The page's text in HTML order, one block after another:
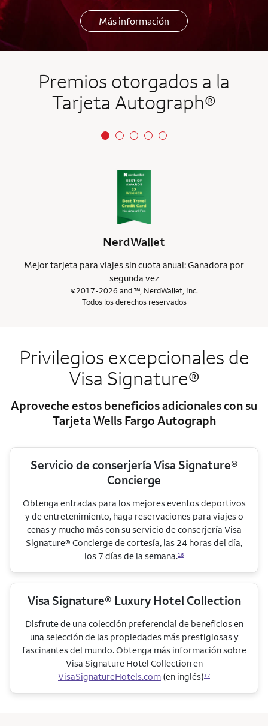
Más información
Premios otorgados a la
Tarjeta Autograph®
NerdWallet
Mejor tarjeta para viajes sin cuota anual: Ganadora por
segunda vez
©2017-2026 and ™, NerdWallet, Inc.
Todos los derechos reservados
Privilegios excepcionales de
Visa Signature®
Aproveche estos beneficios adicionales con su
TarjetaWells Fargo Autograph
Servicio de conserjería Visa Signature®
Concierge
Obtenga entradas para los mejores eventos deportivos
y de entretenimiento, haga reservaciones para viajes o
cenas y mucho más con su servicio de conserjería Visa
Signature® Concierge de cortesía, las 24 horas del día,
los 7 días de la semana.16
Visa Signature® Luxury Hotel Collection
Disfrute de una colección preferencial de beneficios en
una selección de las propiedades más prestigiosas y
fascinantes del mundo. Obtenga más información sobre
Visa Signature Hotel Collection en
VisaSignatureHotels.com (en inglés)17